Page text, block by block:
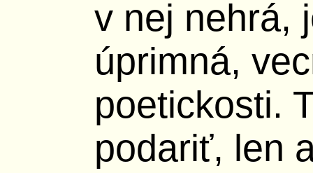
v nej nehrá,
úprimná,
poetickosti.
podariť, len